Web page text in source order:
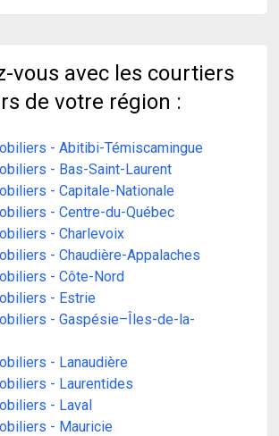
vous avec les courtiers
de votre région :
- Abitibi-Témiscamingue
- Bas-Saint-Laurent
- Capitale-Nationale
- Centre-du-Québec
- Charlevoix
- Chaudière-Appalaches
- Côte-Nord
- Estrie
- Gaspésie–Îles-de-la-
- Lanaudière
- Laurentides
- Laval
- Mauricie